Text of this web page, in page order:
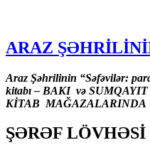
ARAZ
Araz Şəhrilinin “Səfəvilər:
kitabı – BAKI və
KİTAB MAĞAZALARINDA
ŞƏRƏF LÖVHƏSİ